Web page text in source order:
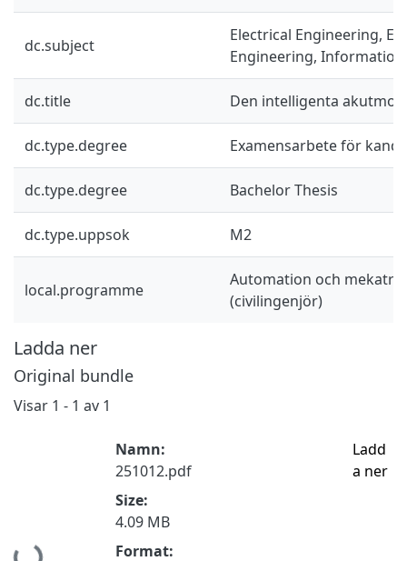
dc.subject
Electrical Engineering,
Engineering,
dc.title Den intelligenta
dc.type.degree Examensarbete för
dc.type.degree Bachelor Thesis
dc.type.uppsok M2
local.programme
Automation och
(civilingenjör)
Ladda ner
Original bundle
Visar 1 - 1 av 1
Hämtar...
Namn:
251012.pdf
Size:
4.09 MB
Format:
Ladd
a ner